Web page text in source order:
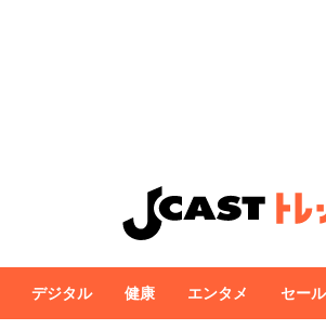
デジタル 健康 エンタメ セール